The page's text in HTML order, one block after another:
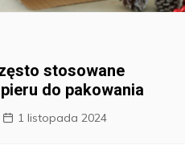
stosowane
do pakowania
1 listopada 2024